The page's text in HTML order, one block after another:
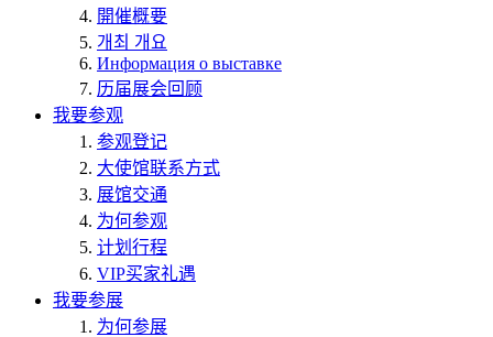
開催概要
개최 개요
Информация о выставке
历届展会回顾
我要参观
参观登记
大使馆联系方式
展馆交通
为何参观
计划行程
VIP买家礼遇
我要参展
为何参展